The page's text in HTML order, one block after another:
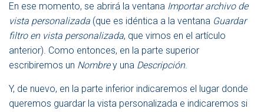
En ese momento, se abrirá la ventana Importar archivo de
vista personalizada (que es idéntica a la ventana Guardar
filtro en vista personalizada, que vimos en el artículo
anterior). Como entonces, en la parte superior
escribiremos un Nombrey una Descripción.
Y, de nuevo, en la parte inferior indicaremos el lugar donde
queremos guardar la vista personalizada e indicaremos si